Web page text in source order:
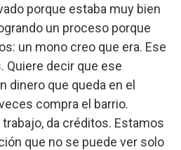
porque estaba muy bien
un proceso porque
un mono creo que era. Ese
Quiere decir que ese
dinero que queda en el
compra el barrio.
da créditos. Estamos
que no se puede ver solo